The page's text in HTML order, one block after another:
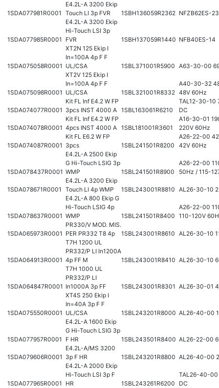
1SDA077981R0001
E4.2L-A 3200 Ekip
Touch LI 3p FVR
1SBH136059R2362 NFZB62ES-23
1SDA077985R0001
E4.2L-A 3200 Ekip
Hi-Touch LSI 3p
FVR
1SBH137059R1440 NFB40ES-14
1SDA075058R0001
XT2N 125 Ekip I
In=100A 4p F F
UL/CSA
1SBL371001R5900 A63-30-00
1SDA075098R0001
XT2V 125 Ekip I
In=100A 4p F F
UL/CSA
1SBL321001R8332
A40-30-32
48V 60Hz
1SDA074077R0001
Kit FL Inf E4.2 W FP
3pcs INST 4000 A 1SBL163061R6210
TAL12-30-10
DC
1SDA074078R0001
Kit FL Inf E4.2 W FP
4pcs INST 4000 A 1SBL181001R3601
A16-30-01
220V 60Hz
1SDA074087R0001
Kit FL E6.2 W FP
3pcs
1SBL241501R8200
A26-22-00
42V 60Hz
1SDA078437R0001
E4.2L-A 2500 Ekip
G Hi-Touch LSIG 3p
WMP
1SBL241501R8900
A26-22-00
50Hz / 115-
1SDA078671R0001
E4.2L-A 3200 Ekip
Touch LI 4p WMP
1SBL243001R8810 AL26-30-10
1SDA078637R0001
E4.2L-A 800 Ekip G
Hi-Touch LSIG 4p
WMP
1SBL241501R8400
A26-22-00
110-120V
1SDA065973R0001
PR330/V MOD. MIS.
PER PR332 T8 4p
1SBL243001R8610 AL26-30-10
1SDA064913R0001
T7H 1200 UL
PR332/P LI In1200A
4p FF M
1SBL243001R8410 AL26-30-10
1SDA064847R0001
T7H 1000 UL
PR332/P LI
In1000A 3p FF
1SBL243001R8301 AL26-30-01
1SDA075550R0001
XT4S 250 Ekip I
In=40A 3p F F
UL/CSA
1SBL243201R8000 AL26-40-00
1SDA077957R0001
E4.2L-A 1600 Ekip
G Hi-Touch LSIG 3p
F HR
1SBL243501R8400 AL26-22-00
1SDA079606R0001
E4.2L-A/MS 3200
3p F HR
1SBL243201R8800 AL26-40-00
1SDA077965R0001
E4.2L-A 2000 Ekip
Hi-Touch LSI 3p F
HR
1SBL243261R6200
TAL26-40-00
DC